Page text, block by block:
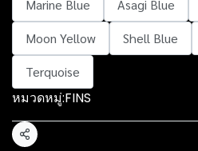
Marine Blue
Asagi Blue
Moon Yellow
Shell Blue
Terquoise
หมวดหมู่:FINS
แชร์